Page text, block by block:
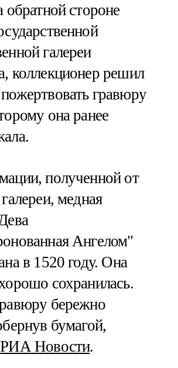
обратной стороне
галереи
коллекционер решил
гравюру
она ранее
полученной от
медная
Ангелом"
в 1520 году. Она
сохранилась.
бережно
бумагой,
РИА Новости.